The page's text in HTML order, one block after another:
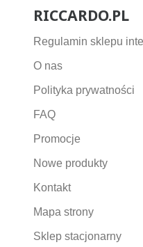
RICCARDO.PL
Regulamin sklepu
O nas
Polityka prywatności
FAQ
Promocje
Nowe produkty
Kontakt
Mapa strony
Sklep stacjonarny